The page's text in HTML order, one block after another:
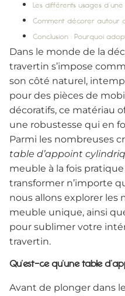
Les différents usages
Comment décorer autour
Conclusion : Pourquoi
Dans le monde de la
travertin s’impose
son côté naturel,
pour des pièces de
décoratifs, ce matériau
une robustesse qui en
Parmi les nombreuses
table d’appoint
meuble à la fois
transformer n’importe
nous allons explorer les
meuble unique, ainsi
pour sublimer votre
travertin.
Qu’est-ce qu’une table
Avant de plonger dans